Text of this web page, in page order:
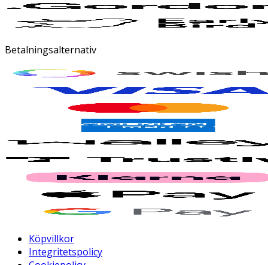
Betalningsalternativ
Köpvillkor
Integritetspolicy